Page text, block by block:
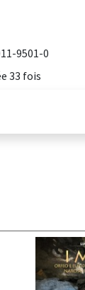
9501-0
33 fois